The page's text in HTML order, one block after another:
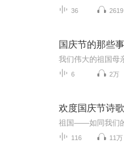
36 2619
国庆节的那些
6 2万
欢度国庆节诗
116 11万